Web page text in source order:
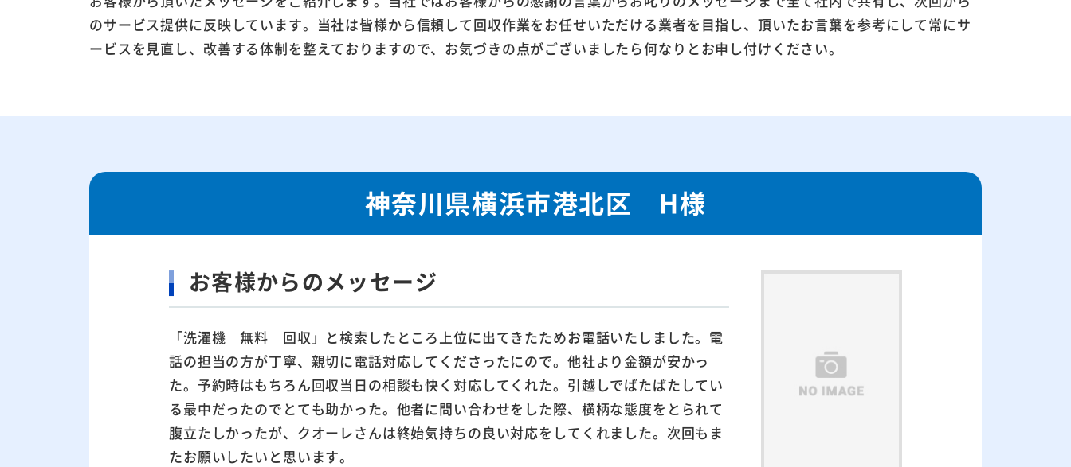
のサービス提供に反映しています。当社は皆様から信頼して回収作業をお任せいただける業者を目指し、頂いたお言葉を参考にして常にサ
ービスを見直し、改善する体制を整えておりますので、お気づきの点がございましたら何なりとお申し付けください。
神奈川県横浜市港北区 H様
お客様からのメッセージ
「洗濯機 無料 回収」と検索したところ上位に出てきたためお電話いたしました。電
話の担当の方が丁寧、親切に電話対応してくださったにので。他社より金額が安かっ
た。予約時はもちろん回収当日の相談も快く対応してくれた。引越しでばたばたしてい
る最中だったのでとても助かった。他者に問い合わせをした際、横柄な態度をとられて
腹立たしかったが、クオーレさんは終始気持ちの良い対応をしてくれました。次回もま
たお願いしたいと思います。